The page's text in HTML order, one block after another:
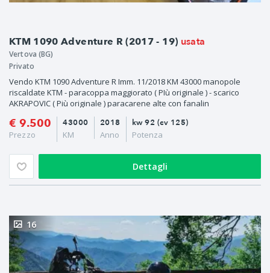
KTM 1090 Adventure R (2017 - 19) usata
Vertova (BG)
Privato
Vendo KTM 1090 Adventure R Imm. 11/2018 KM 43000 manopole
riscaldate KTM - paracoppa maggiorato ( PIù originale ) - scarico
AKRAPOVIC ( Più originale ) paracarene alte con fanalin
€ 9.500
Prezzo
2018
Anno
43000
KM
kw 92 (cv 125)
Potenza
Dettagli
16